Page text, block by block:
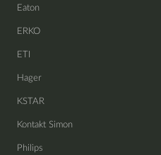
Eaton
ERKO
ETI
Hager
KSTAR
Kontakt Simon
Philips